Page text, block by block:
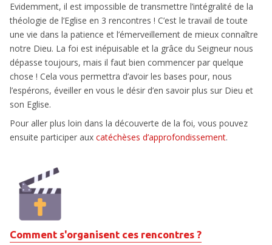
Evidemment, il est impossible de transmettre l’intégralité de la
théologie de l’Eglise en 3 rencontres ! C’est le travail de toute
une vie dans la patience et l’émerveillement de mieux connaître
notre Dieu. La foi est inépuisable et la grâce du Seigneur nous
dépasse toujours, mais il faut bien commencer par quelque
chose ! Cela vous permettra d’avoir les bases pour, nous
l’espérons, éveiller en vous le désir d’en savoir plus sur Dieu et
son Eglise.
Pour aller plus loin dans la découverte de la foi, vous pouvez
ensuite participer aux catéchèses d’approfondissement.
Comment s'organisent ces rencontres ?